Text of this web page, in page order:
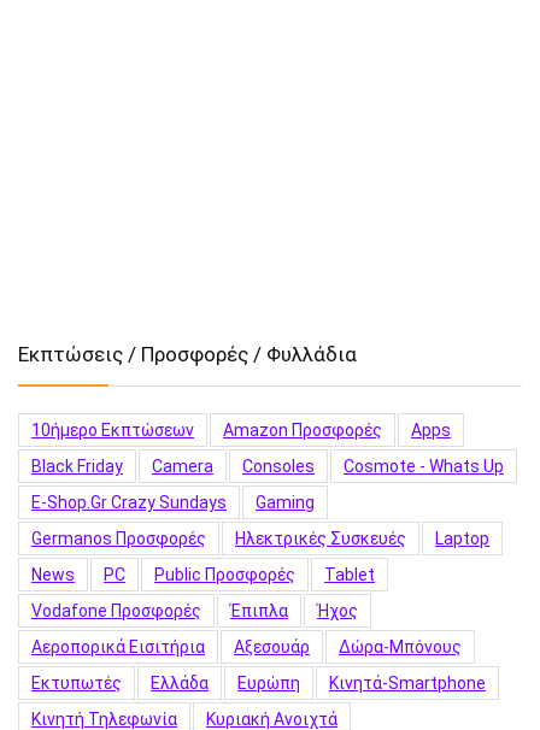
Εκπτώσεις / Προσφορές / Φυλλάδια
10ήμερο Εκπτώσεων Amazon Προσφορές
Apps
Black Friday
Camera Consoles
Cosmote - Whats Up
E-Shop.gr Crazy Sundays
Gaming
Germanos Προσφορές
Hλεκτρικές Συσκευές
Laptop
News
PC Public Προσφορές
Tablet
Vodafone Προσφορές
Έπιπλα
Ήχος
Αεροπορικά Εισιτήρια
Αξεσουάρ
Δώρα-Μπόνους
Εκτυπωτές
Ελλάδα Ευρώπη
Κινητά-Smartphone
Κινητή Τηλεφωνία
Κυριακή Ανοιχτά